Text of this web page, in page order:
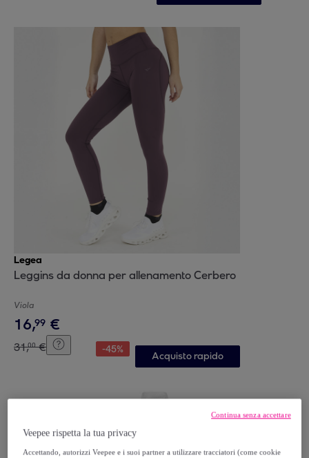
Legea
Leggins da donna per allenamento Cerbero
Viola
16,99 €
31,00 € -45%
Acquisto rapido
Veepee rispetta la tua privacy
Accettando, autorizzi Veepee e i suoi partner a utilizzare tracciatori (come cookie
Continua senza accettare